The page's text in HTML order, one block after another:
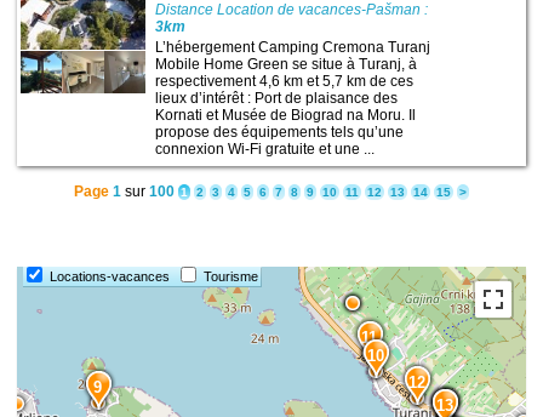
Distance Location de vacances-Pašman :
3km
L’hébergement Camping Cremona Turanj
Mobile Home Green se situe à Turanj, à
respectivement 4,6 km et 5,7 km de ces
lieux d’intérêt : Port de plaisance des
Kornati et Musée de Biograd na Moru. Il
propose des équipements tels qu’une
connexion Wi-Fi gratuite et une ...
Page 1 sur 100 1 2 3 4 5 6 7 8 9 10 11 12 13 14 15 >
Locations-vacances Tourisme
15
14
13
12
11
10
9